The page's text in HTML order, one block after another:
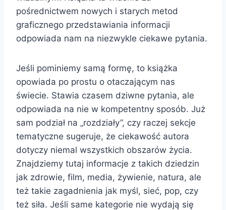
pośrednictwem nowych i starych metod
graficznego przedstawiania informacji
odpowiada nam na niezwykle ciekawe pytania.
Jeśli pominiemy samą formę, to książka
opowiada po prostu o otaczającym nas
świecie. Stawia czasem dziwne pytania, ale
odpowiada na nie w kompetentny sposób. Już
sam podział na „rozdziały”, czy raczej sekcje
tematyczne sugeruje, że ciekawość autora
dotyczy niemal wszystkich obszarów życia.
Znajdziemy tutaj informacje z takich dziedzin
jak zdrowie, film, media, żywienie, natura, ale
też takie zagadnienia jak myśl, sieć, pop, czy
też siła. Jeśli same kategorie nie wydają się